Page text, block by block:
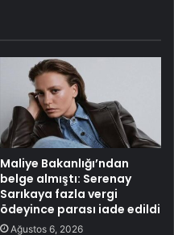
Maliye Bakanlığı’ndan
belge almıştı: Serenay
Sarıkaya fazla vergi
ödeyince parası iade edildi
Ağustos 6, 2026